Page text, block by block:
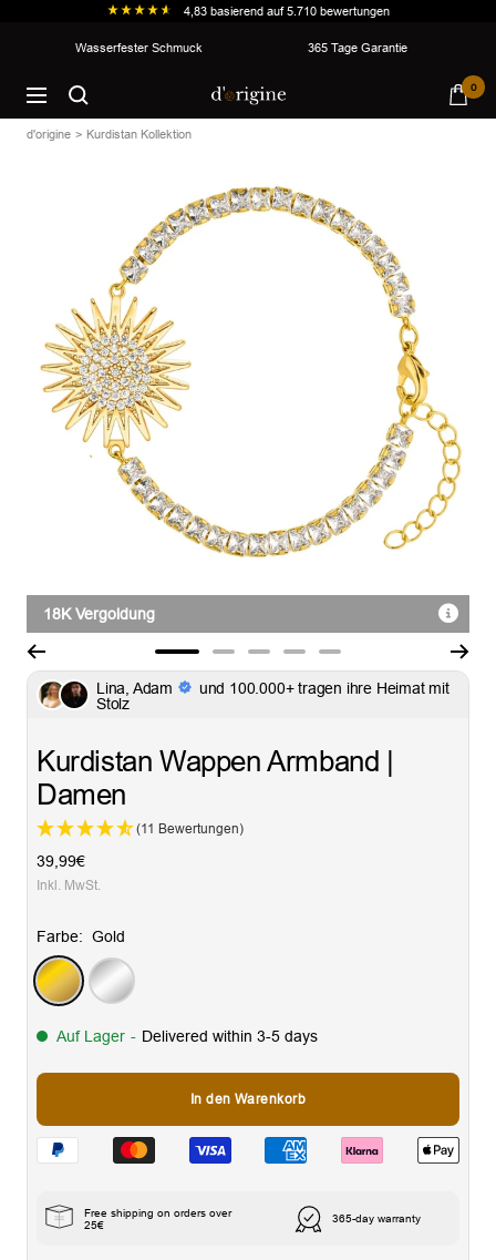
4,83 basierend auf5.710 bewertungen
Inhalt
Wasserfester Schmuck 365 Tage Garantie
Navigation
d'origine 0
d'origine Kurdistan Kollektion
18K Vergoldung
Slide
SlideSlideSlideSlide
Lina, Adam
und 100.000+ tragen ihre Heimat mit
Stolz
Kurdistan Wappen Armband |
Damen
(11 Bewertungen)
Angebotspreis
39,99€
Inkl. MwSt.
Farbe: Gold
Gold
Silber
Auf Lager - Delivered within 3-5 days
In den Warenkorb
Free shipping on orders over
25€
365-day warranty